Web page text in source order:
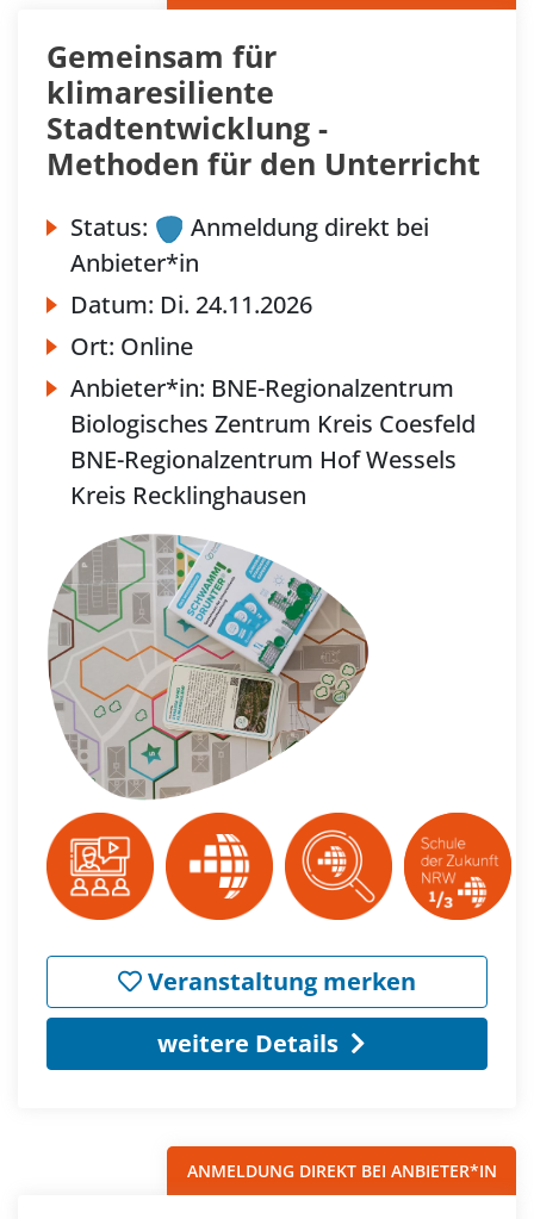
Gemeinsam für
klimaresiliente
Stadtentwicklung -
Methoden für den Unterricht
Status:
Anmeldung direkt bei
Anbieter*in
Datum: Di. 24.11.2026
Ort: Online
Anbieter*in: BNE-Regionalzentrum
Biologisches Zentrum Kreis Coesfeld
BNE-Regionalzentrum Hof Wessels
Kreis Recklinghausen
Veranstaltung merken
weitere Details
ANMELDUNG DIREKT BEI ANBIETER*IN